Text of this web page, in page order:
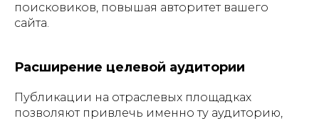
поисковиков, повышая авторитет вашего
сайта.
Расширение целевой аудитории
Публикации на отраслевых площадках
позволяют привлечь именно ту аудиторию,